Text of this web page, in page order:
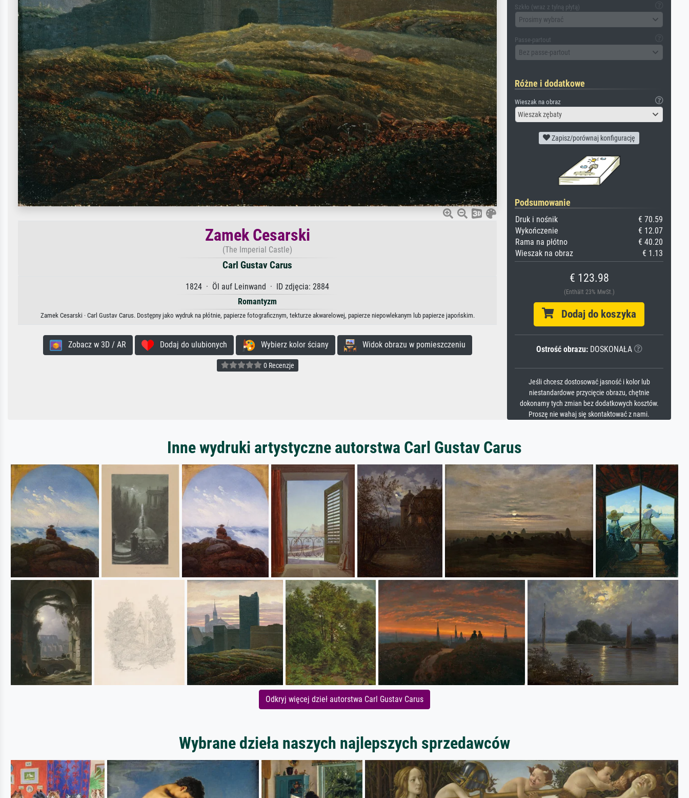
Zamek Cesarski
(The Imperial Castle)
Carl Gustav Carus
1824 · Öl auf Leinwand · ID zdjęcia: 2884
Romantyzm
Zamek Cesarski · Carl Gustav Carus. Dostępny jako wydruk na płótnie, papierze fotograficznym, tekturze akwarelowej, papierze niepowlekanym lub papierze japońskim.
Zobacz w 3D / AR Dodaj do ulubionych Wybierz kolor ściany Widok obrazu w pomieszczeniu
0 Recenzje
Szkło (wraz z tylną płytą)
Prosimy wybrać
Passe-partout
Bez passe-partout
Różne i dodatkowe
Wieszak na obraz
Wieszak zębaty
Zapisz/porównaj konfigurację
Podsumowanie
Druk i nośnik
€ 70.59
Wykończenie
€ 12.07
Rama na płótno
€ 40.20
Wieszak na obraz
€ 1.13
€ 123.98
(Enthält 23% MwSt.)
Dodaj do koszyka
Ostrość obrazu:DOSKONAŁA
Jeśli chcesz dostosować jasność i kolor lub
niestandardowe przycięcie obrazu, chętnie
dokonamy tych zmian bez dodatkowych kosztów.
Proszę nie wahaj się skontaktować z nami.
Inne wydruki artystyczne autorstwa Carl Gustav Carus
Odkryj więcej dzieł autorstwa Carl Gustav Carus
Wybrane dzieła naszych najlepszych sprzedawców